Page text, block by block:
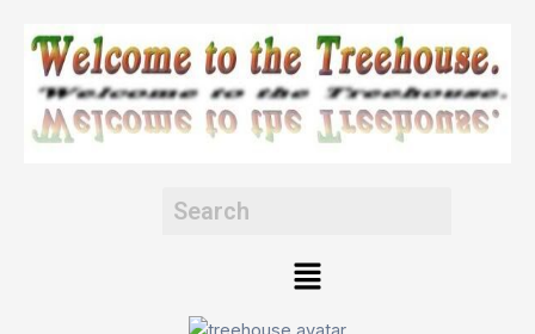
content
Menu